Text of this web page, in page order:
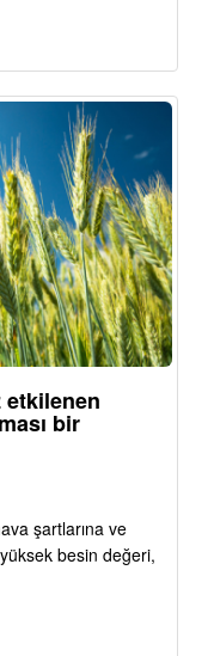
bir
şartlarına ve
yüksek besin değeri,